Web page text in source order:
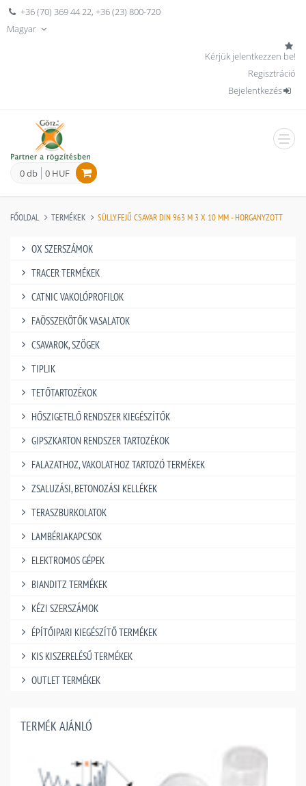
+36 (70) 369 44 22,+36 (23) 800-720
Magyar
Kérjük jelentkezzen be!
Regisztráció
Bejelentkezés
0 db 0 HUF
FŐOLDAL TERMÉKEK SÜLLY.FEJŰ CSAVAR DIN 963 M 3 X 10 MM - HORGANYZOTT
OX SZERSZÁMOK
TRACER TERMÉKEK
CATNIC VAKOLÓPROFILOK
FAÖSSZEKÖTŐK VASALATOK
CSAVAROK, SZÖGEK
TIPLIK
TETŐTARTOZÉKOK
HŐSZIGETELŐ RENDSZER KIEGÉSZÍTŐK
GIPSZKARTON RENDSZER TARTOZÉKOK
FALAZATHOZ, VAKOLATHOZ TARTOZÓ TERMÉKEK
ZSALUZÁSI, BETONOZÁSI KELLÉKEK
TERASZBURKOLATOK
LAMBÉRIAKAPCSOK
ELEKTROMOS GÉPEK
BIANDITZ TERMÉKEK
KÉZI SZERSZÁMOK
ÉPÍTŐIPARI KIEGÉSZÍTŐ TERMÉKEK
KIS KISZERELÉSŰ TERMÉKEK
OUTLET TERMÉKEK
TERMÉK AJÁNLÓ